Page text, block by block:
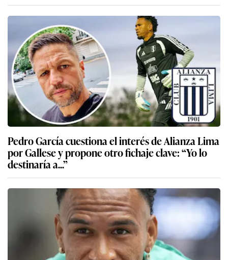
Pedro García cuestiona el interés de Alianza Lima
por Gallese y propone otro fichaje clave: “Yo lo
destinaría a...”